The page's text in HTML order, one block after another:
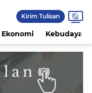
Kirim Tulisan
Ekonomi Kebudayaan